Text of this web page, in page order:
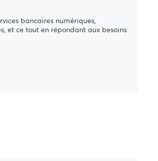
bancaires numériques,
et ce tout en répondant aux besoins